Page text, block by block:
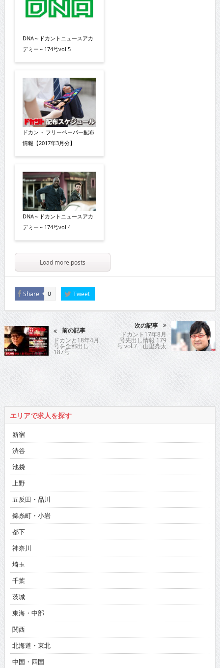
DNA～ドカントニュースアカ
デミー～174号vol.5
ドカント フリーペーパー配布
情報【2017年3月分】
DNA～ドカントニュースアカ
デミー～174号vol.4
Load more posts
Share 0 Tweet
前の記事
ドカンと18年4月
号を全部出し
187号
次の記事
ドカント17年8月
号先出し情報 179
号 vol.7 山里亮太
エリアで求人を探す
新宿
渋谷
池袋
上野
五反田・品川
錦糸町・小岩
都下
神奈川
埼玉
千葉
茨城
東海・中部
関西
北海道・東北
中国・四国